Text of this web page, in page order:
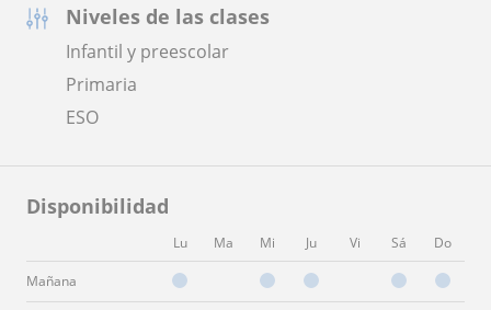
Niveles de las clases
Infantil y preescolar
Primaria
ESO
Disponibilidad
Lu Ma Mi Ju Vi Sá Do
Mañana